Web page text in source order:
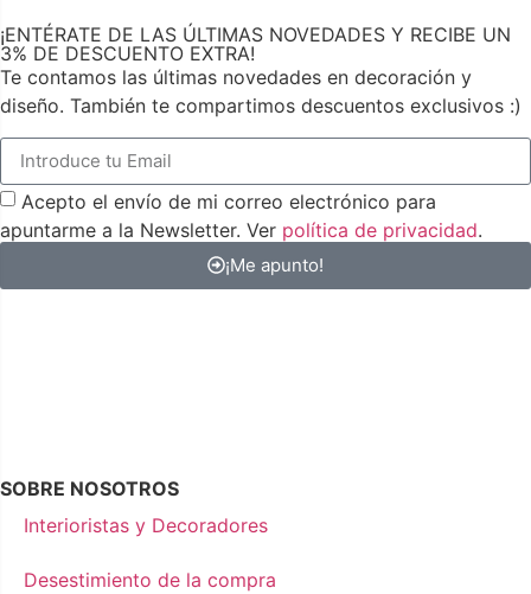
¡ENTÉRATE DE LAS ÚLTIMAS NOVEDADES Y RECIBE UN
3% DE DESCUENTO EXTRA!
Te contamos las últimas novedades en decoración y
diseño. También te compartimos descuentos exclusivos :)
Acepto el envío de mi correo electrónico para
apuntarme a la Newsletter. Ver política de privacidad.
¡Me apunto!
SOBRE NOSOTROS
Interioristas y Decoradores
Desestimiento de la compra